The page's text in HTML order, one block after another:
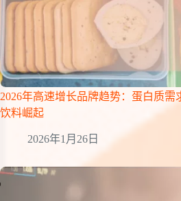
2026年高速增长品牌趋势：蛋白质需
饮料崛起
2026年1月26日